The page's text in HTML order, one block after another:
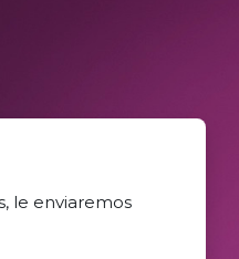
le enviaremos